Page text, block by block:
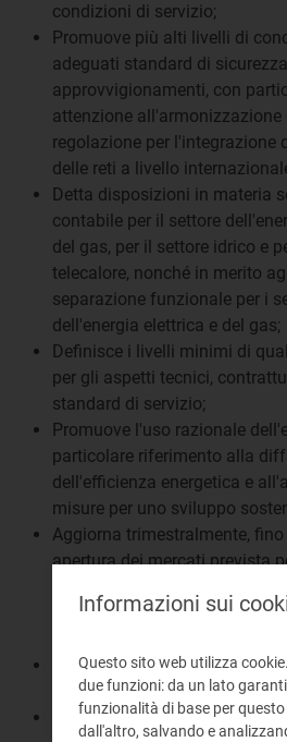
condizioni di servizio;
Promuove più alti livelli di
adeguati standard di
approvvigionamenti, con
attenzione all'armonizzazione
regolazione per l'integrazione
delle reti a livello
Detta disposizioni in materia
contabile per il settore
del gas, per il settore idrico e
telecalore, nonché in merito
separazione funzionale per i
dell'energia elettrica e del gas;
Definisce i livelli minimi di
per gli aspetti tecnici,
standard di servizio;
Promuove l'uso razionale
particolare riferimento alla
dell'efficienza energetica e
misure per uno sviluppo
Aggiorna trimestralmente,
apertura dei mercati prevista
per i clienti che non hanno
Accresce i livelli di tutela, di
l'informazione ai consumatori;
Svolge attività di
Informazioni sui
Questo sito web utilizza
due funzioni: da un lato
funzionalità di base per
dall'altro, salvando e